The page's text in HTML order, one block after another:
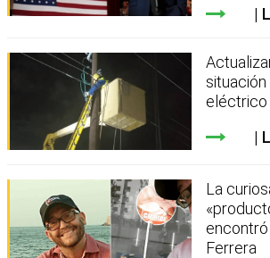
eléctrico
La
Ferrera